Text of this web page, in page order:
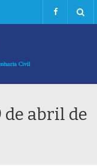
de abril de